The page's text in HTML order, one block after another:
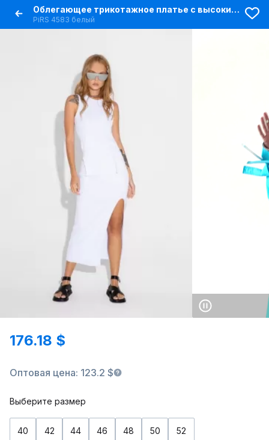
Облегающее трикотажное платье с высоким разрезом и без застежки
PiRS 4583 белый
176.18 $
Оптовая цена: 123.2 $
Выберите размер
40 42 44 46 48 50 52